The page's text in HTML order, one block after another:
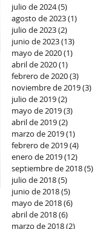
julio de 2024(5)
agosto de 2023(1)
julio de 2023(2)
junio de 2023(13)
mayo de 2020(1)
abril de 2020(1)
febrero de 2020(3)
noviembre de 2019(3)
julio de 2019(2)
mayo de 2019(3)
abril de 2019(2)
marzo de 2019(1)
febrero de 2019(4)
enero de 2019(12)
septiembre de 2018(5)
julio de 2018(5)
junio de 2018(5)
mayo de 2018(6)
abril de 2018(6)
marzo de 2018(2)